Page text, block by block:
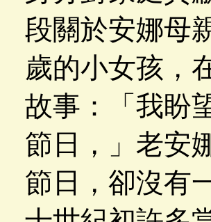
段關於安娜母
歲的小女孩，
故事：「我盼
節日，」老安
節日，卻沒有